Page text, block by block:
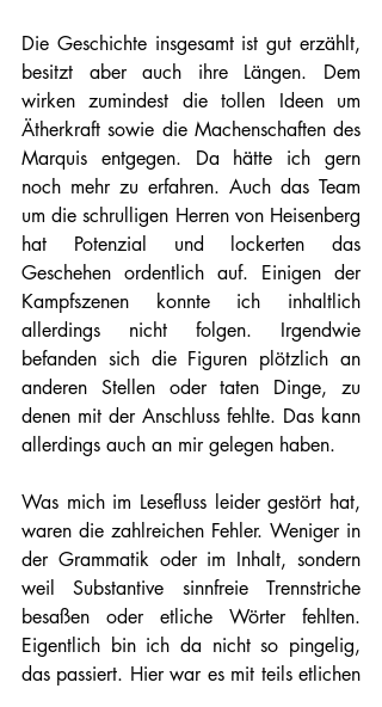
Die Geschichte insgesamt ist gut erzählt,
besitzt aber auch ihre Längen. Dem
wirken zumindest die tollen Ideen um
Ätherkraft sowie die Machenschaften des
Marquis entgegen. Da hätte ich gern
noch mehr zu erfahren. Auch das Team
um die schrulligen Herren von Heisenberg
hat Potenzial und lockerten das
Geschehen ordentlich auf. Einigen der
Kampfszenen konnte ich inhaltlich
allerdings nicht folgen. Irgendwie
befanden sich die Figuren plötzlich an
anderen Stellen oder taten Dinge, zu
denen mit der Anschluss fehlte. Das kann
allerdings auch an mir gelegen haben.
Was mich im Lesefluss leider gestört hat,
waren die zahlreichen Fehler. Weniger in
der Grammatik oder im Inhalt, sondern
weil Substantive sinnfreie Trennstriche
besaßen oder etliche Wörter fehlten.
Eigentlich bin ich da nicht so pingelig,
das passiert. Hier war es mit teils etlichen